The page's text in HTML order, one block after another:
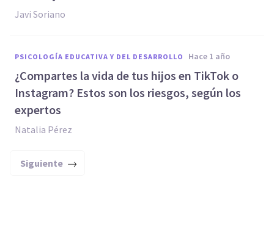
Javi Soriano
PSICOLOGÍA EDUCATIVA Y DEL DESARROLLO hace 1 año
¿Compartes la vida de tus hijos en TikTok o
Instagram? Estos son los riesgos, según los
expertos
Natalia Pérez
Siguiente